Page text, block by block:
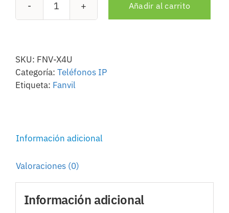
Fanvil
Añadir al carrito
SKU: FNV-X4U
Categoría: Teléfonos IP
Etiqueta: Fanvil
Información adicional
Valoraciones (0)
Información adicional